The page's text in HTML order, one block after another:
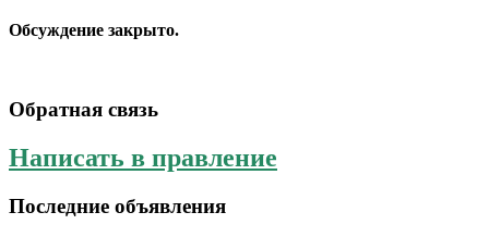
Обсуждение закрыто.
Обратная связь
Написать в правление
Последние объявления